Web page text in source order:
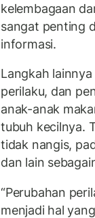
kelembagaan
sangat penting
informasi.
Langkah
perilaku, dan
anak-anak
tubuh kecilnya.
tidak nangis,
dan lain
“Perubahan
menjadi hal